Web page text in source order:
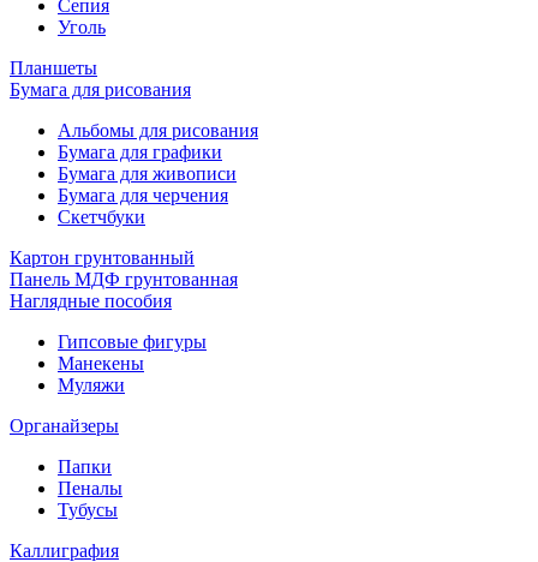
Сепия
Уголь
Планшеты
Бумага для рисования
Альбомы для рисования
Бумага для графики
Бумага для живописи
Бумага для черчения
Скетчбуки
Картон грунтованный
Панель МДФ грунтованная
Наглядные пособия
Гипсовые фигуры
Манекены
Муляжи
Органайзеры
Папки
Пеналы
Тубусы
Каллиграфия